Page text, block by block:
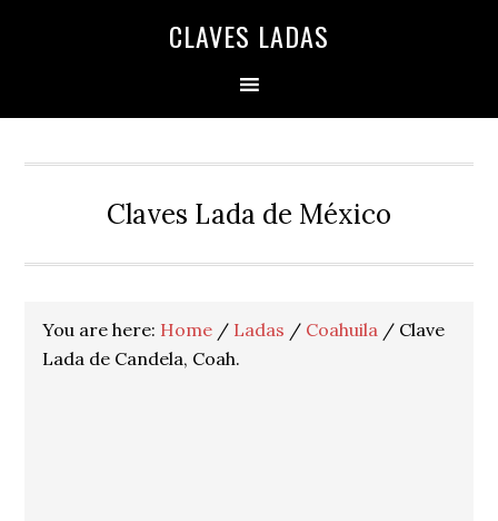
CLAVES LADAS
Claves Lada de México
You are here: Home / Ladas / Coahuila / Clave
Lada de Candela, Coah.